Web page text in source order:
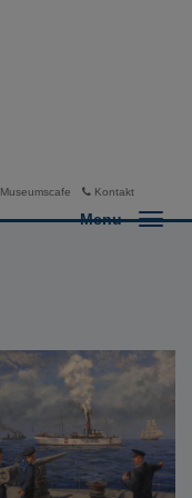
Museumscafe Kontakt
Menu